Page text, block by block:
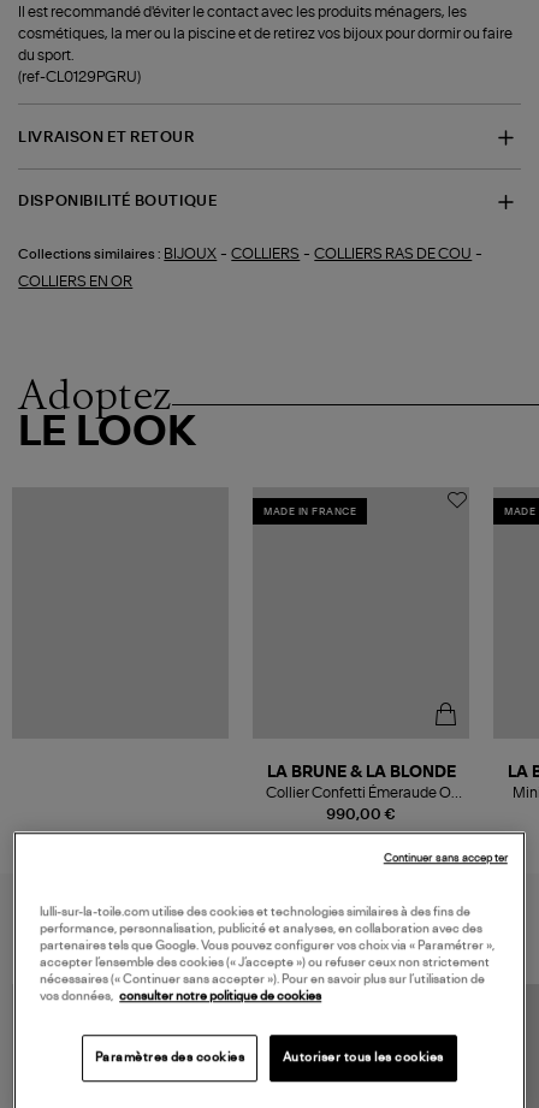
Il est recommandé d'éviter le contact avec les produits ménagers, les
cosmétiques, la mer ou la piscine et de retirez vos bijoux pour dormir ou faire
du sport.
(ref-CL0129PGRU)
LIVRAISON ET RETOUR
DISPONIBILITÉ BOUTIQUE
Collections similaires : BIJOUX -COLLIERS -COLLIERS RAS DE COU -
COLLIERS EN OR
Adoptez
LE LOOK
MADE IN FRANCE
990,00 €
LA BRUNE & LA BLONDE
Collier Confetti Émeraude Or
Jaune
MADE
LA
VOUS AIMEREZ AUSSI
lulli-sur-la-toile.com utilise des cookies et technologies similaires à des fins de
performance, personnalisation, publicité et analyses, en collaboration avec des
partenaires tels que Google. Vous pouvez configurer vos choix via « Paramétrer »,
accepter l’ensemble des cookies (« J’accepte ») ou refuser ceux non strictement
nécessaires (« Continuer sans accepter »). Pour en savoir plus sur l’utilisation de
vos données,
consulter notre politique de cookies
Paramètres des cookies Autoriser tous les cookies
Continuer sans accepter